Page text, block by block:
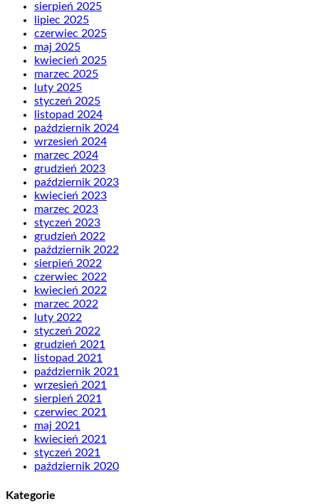
sierpień 2025
lipiec 2025
czerwiec 2025
maj 2025
kwiecień 2025
marzec 2025
luty 2025
styczeń 2025
listopad 2024
październik 2024
wrzesień 2024
marzec 2024
grudzień 2023
październik 2023
kwiecień 2023
marzec 2023
styczeń 2023
grudzień 2022
październik 2022
sierpień 2022
czerwiec 2022
kwiecień 2022
marzec 2022
luty 2022
styczeń 2022
grudzień 2021
listopad 2021
październik 2021
wrzesień 2021
sierpień 2021
czerwiec 2021
maj 2021
kwiecień 2021
styczeń 2021
październik 2020
Kategorie